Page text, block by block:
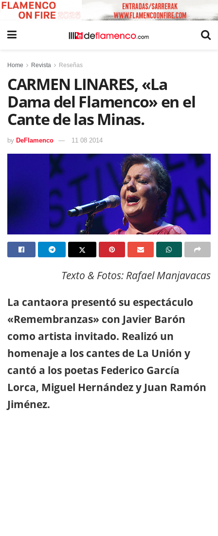
Home Revista Reseñas
CARMEN LINARES, «La
Dama del Flamenco» en el
Cante de las Minas.
by DeFlamenco 11 08 2014
Texto & Fotos: Rafael Manjavacas
La cantaora presentó su espectáculo
«Remembranzas» con Javier Barón
como artista invitado. Realizó un
homenaje a los cantes de La Unión y
cantó a los poetas Federico García
Lorca, Miguel Hernández y Juan Ramón
Jiménez.